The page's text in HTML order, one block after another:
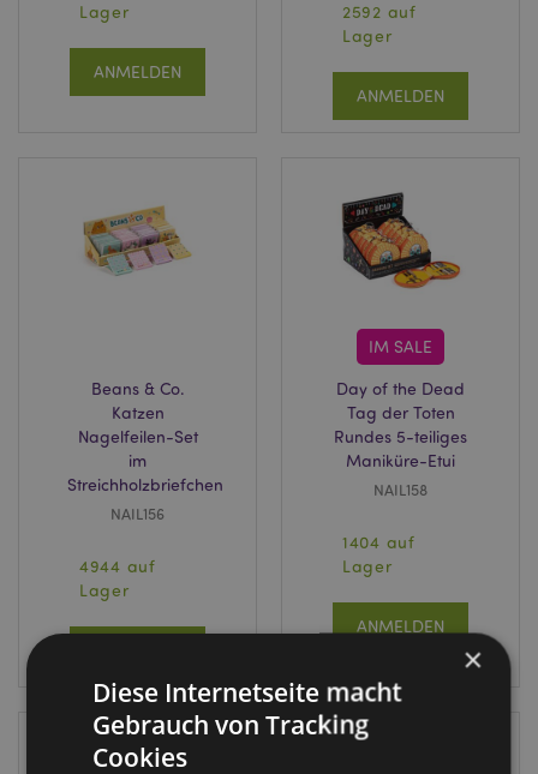
Lager
ANMELDEN
2592 auf
Lager
ANMELDEN
Beans & Co.
Katzen
Nagelfeilen-Set
im
Streichholzbriefchen
NAIL156
4944 auf
Lager
IM SALE
Day of the Dead
Tag der Toten
Rundes 5-teiliges
Maniküre-Etui
NAIL158
1404 auf
Lager
ANMELDEN
×
Diese Internetseite macht
Gebrauch von Tracking
Cookies